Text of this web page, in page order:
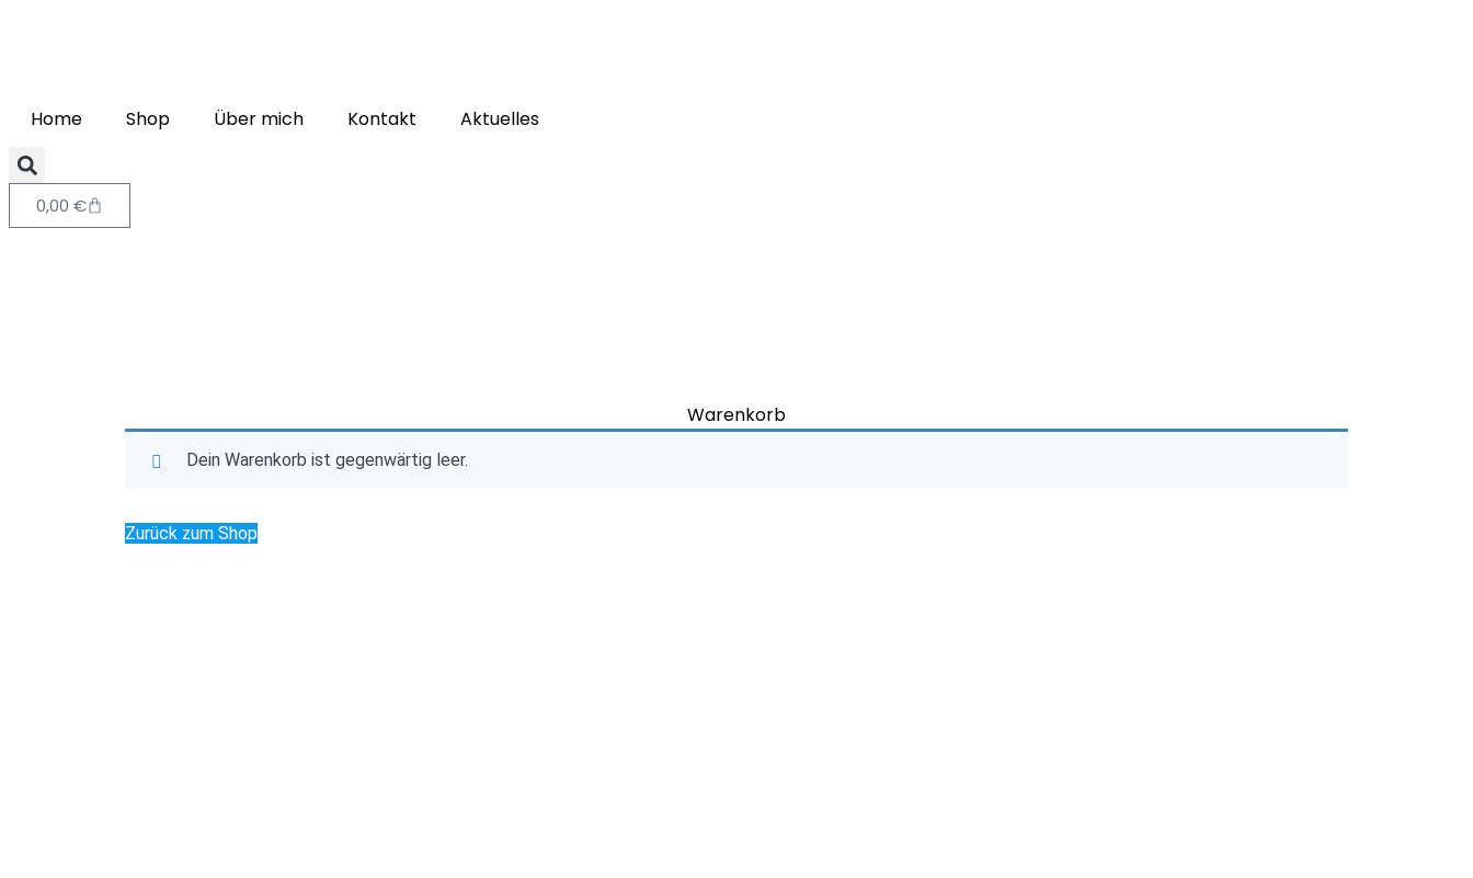
Home Shop Über mich Kontakt Aktuelles
0,00 €
Warenkorb
Dein Warenkorb ist gegenwärtig leer.
Zurück zum Shop